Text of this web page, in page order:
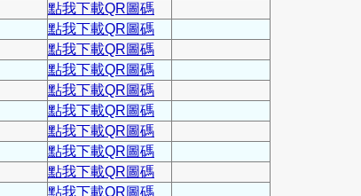
點我下載QR圖碼
點我下載QR圖碼
點我下載QR圖碼
點我下載QR圖碼
點我下載QR圖碼
點我下載QR圖碼
點我下載QR圖碼
點我下載QR圖碼
點我下載QR圖碼
點我下載QR圖碼